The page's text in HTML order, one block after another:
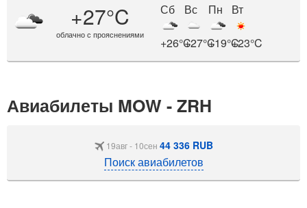
+27°C
облачно с прояснениями
Сб
+26°C
Вс
+27°C
Пн
+19°C
Вт
+23°C
Авиабилеты MOW - ZRH
19авг - 10сен 44 336 RUB
Поиск авиабилетов